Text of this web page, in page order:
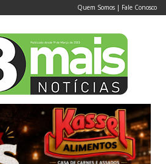
Quem Somos | Fale Conosco